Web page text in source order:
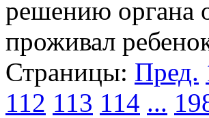
решению органа
проживал
Страницы: Пред.
112 113 114 ...